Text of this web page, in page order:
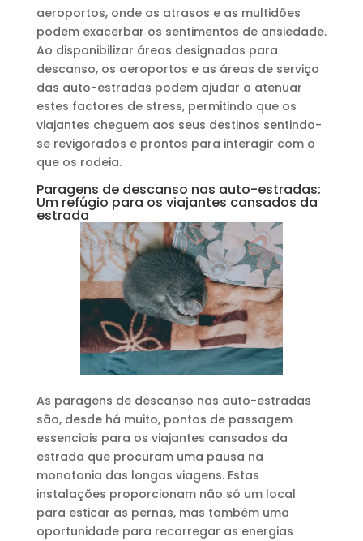
aeroportos, onde os atrasos e as multidões
podem exacerbar os sentimentos de ansiedade.
Ao disponibilizar áreas designadas para
descanso, os aeroportos e as áreas de serviço
das auto-estradas podem ajudar a atenuar
estes factores de stress, permitindo que os
viajantes cheguem aos seus destinos sentindo-
se revigorados e prontos para interagir com o
que os rodeia.
Paragens de descanso nas auto-estradas:
Um refúgio para os viajantes cansados da
estrada
As paragens de descanso nas auto-estradas
são, desde há muito, pontos de passagem
essenciais para os viajantes cansados da
estrada que procuram uma pausa na
monotonia das longas viagens. Estas
instalações proporcionam não só um local
para esticar as pernas, mas também uma
oportunidade para recarregar as energias